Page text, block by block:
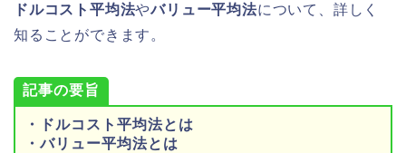
ドルコスト平均法やバリュー平均法について、詳しく
知ることができます。
記事の要旨
・ドルコスト平均法とは
・バリュー平均法とは